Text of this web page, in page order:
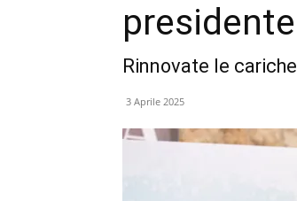
presidente
Rinnovate le cariche
3 Aprile 2025